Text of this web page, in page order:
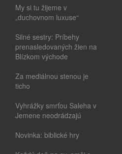
My si tu žijeme v
„duchovnom luxuse“
Silné sestry: Príbehy
prenasledovaných žien na
Blízkom východe
Za mediálnou stenou je
ticho
Vyhrážky smrťou Saleha v
Jemene neodrádzajú
Novinka: biblické hry